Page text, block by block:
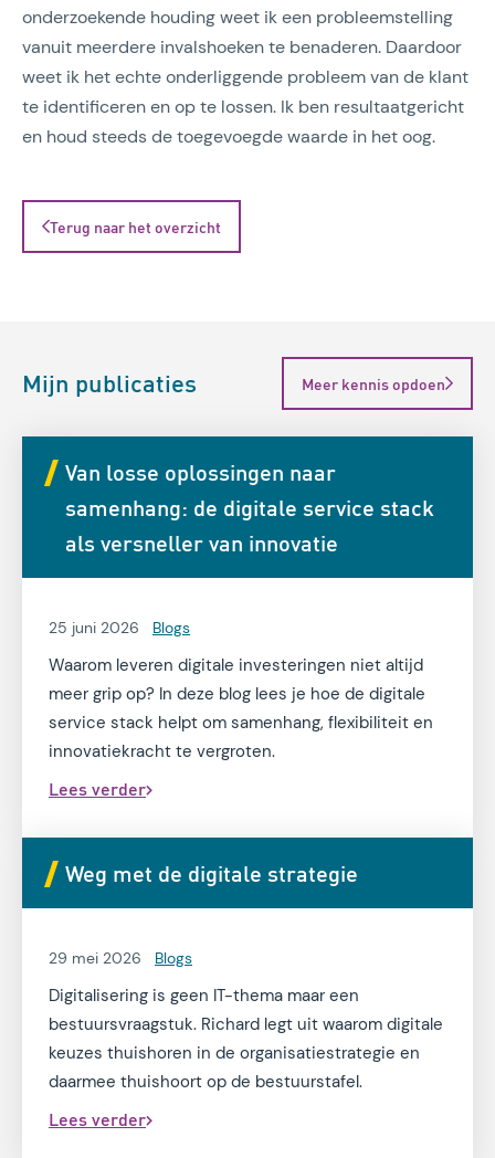
onderzoekende houding weet ik een probleemstelling
vanuit meerdere invalshoeken te benaderen. Daardoor
weet ik het echte onderliggende probleem van de klant
te identificeren en op te lossen. Ik ben resultaatgericht
en houd steeds de toegevoegde waarde in het oog.
Terug naar het overzicht
Mijn publicaties Meer kennis opdoen
Van losse oplossingen naar
samenhang: de digitale service stack
als versneller van innovatie
25 juni 2026 Blogs
Waarom leveren digitale investeringen niet altijd
meer grip op? In deze blog lees je hoe de digitale
service stack helpt om samenhang, flexibiliteit en
innovatiekracht te vergroten.
Lees verder
Weg met de digitale strategie
29 mei 2026 Blogs
Digitalisering is geen IT-thema maar een
bestuursvraagstuk. Richard legt uit waarom digitale
keuzes thuishoren in de organisatiestrategie en
daarmee thuishoort op de bestuurstafel.
Lees verder